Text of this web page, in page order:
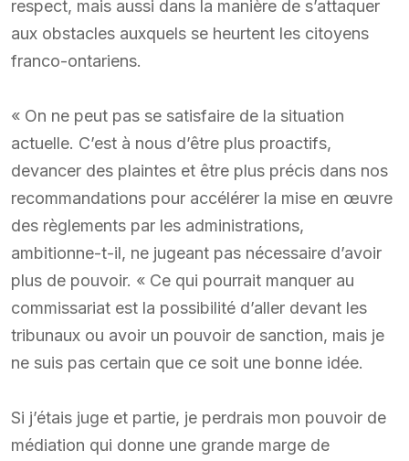
respect, mais aussi dans la manière de s’attaquer
aux obstacles auxquels se heurtent les citoyens
franco-ontariens.
« On ne peut pas se satisfaire de la situation
actuelle. C’est à nous d’être plus proactifs,
devancer des plaintes et être plus précis dans nos
recommandations pour accélérer la mise en œuvre
des règlements par les administrations,
ambitionne-t-il, ne jugeant pas nécessaire d’avoir
plus de pouvoir. « Ce qui pourrait manquer au
commissariat est la possibilité d’aller devant les
tribunaux ou avoir un pouvoir de sanction, mais je
ne suis pas certain que ce soit une bonne idée.
Si j’étais juge et partie, je perdrais mon pouvoir de
médiation qui donne une grande marge de